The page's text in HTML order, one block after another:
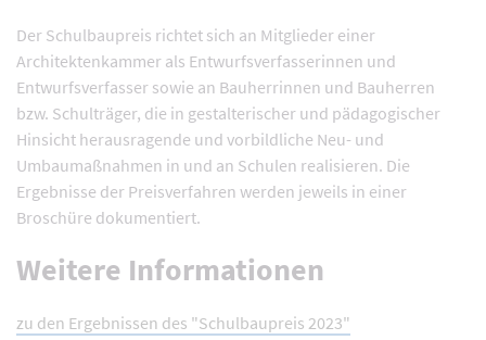
Der Schulbaupreis richtet sich an Mitglieder einer
Architektenkammer als Entwurfsverfasserinnen und
Entwurfsverfasser sowie an Bauherrinnen und Bauherren
bzw. Schulträger, die in gestalterischer und pädagogischer
Hinsicht herausragende und vorbildliche Neu- und
Umbaumaßnahmen in und an Schulen realisieren. Die
Ergebnisse der Preisverfahren werden jeweils in einer
Broschüre dokumentiert.
Weitere Informationen
zu den Ergebnissen des "Schulbaupreis 2023"